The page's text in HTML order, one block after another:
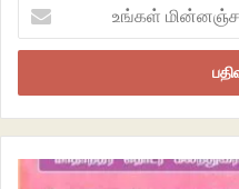
மின்னஞ்சலைப்
உள்ளீடு